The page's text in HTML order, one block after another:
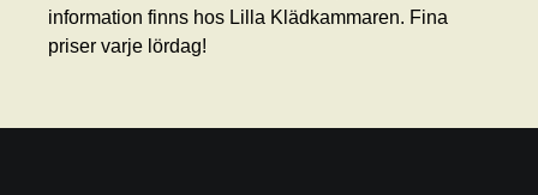
information finns hos Lilla Klädkammaren. Fina
priser varje lördag!